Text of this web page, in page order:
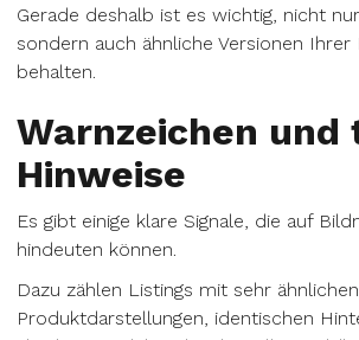
Gerade deshalb ist es wichtig, nicht
sondern auch ähnliche Versionen
behalten.
Warnzeichen und
Hinweise
Es gibt einige klare Signale, die auf
hindeuten können.
Dazu zählen Listings mit sehr ähnlichen
Produktdarstellungen, identischen